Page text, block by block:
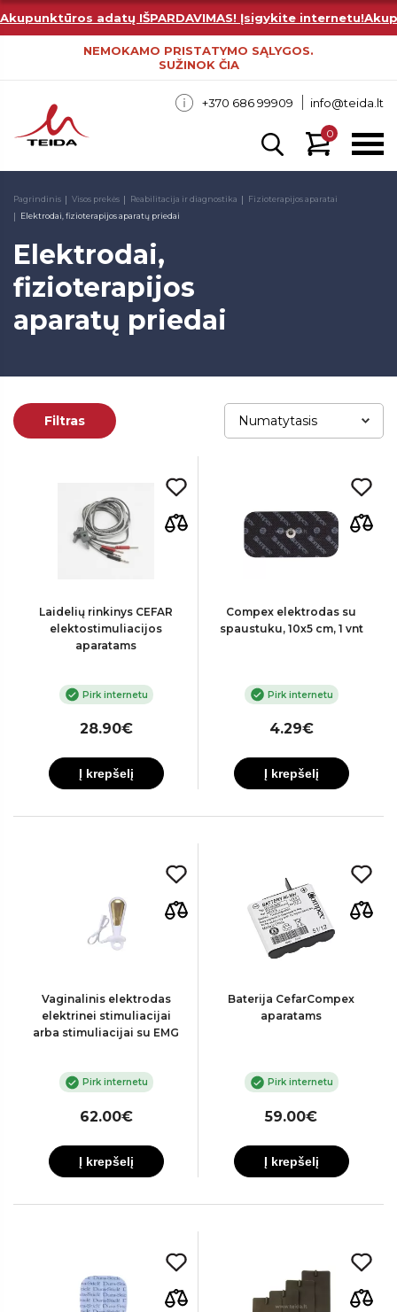
Akupunktūros adatų IŠPARDAVIMAS! Įsigykite internetu!
NEMOKAMO PRISTATYMO SĄLYGOS.
SUŽINOK ČIA
0
+370 686 99909 info@teida.lt
Pagrindinis Visos prekės Reabilitacija ir diagnostika
Fizioterapijos aparatai
Elektrodai, fizioterapijos aparatų priedai
Elektrodai,
fizioterapijos
aparatų priedai
Filtras
Laidelių rinkinys CEFAR
elektostimuliacijos
aparatams
Pirk internetu
28.90€
Į krepšelį
Compex elektrodas su
spaustuku, 10x5 cm, 1 vnt
Pirk internetu
4.29€
Į krepšelį
Vaginalinis elektrodas
elektrinei stimuliacijai
arba stimuliacijai su EMG
Pirk internetu
62.00€
Į krepšelį
Baterija CefarCompex
aparatams
Pirk internetu
59.00€
Į krepšelį